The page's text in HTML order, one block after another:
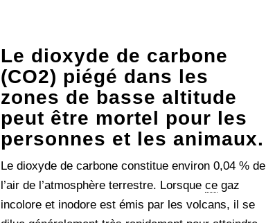
Le dioxyde de carbone
(CO2) piégé dans les
zones de basse altitude
peut être mortel pour les
personnes et les animaux.
Le dioxyde de carbone constitue environ 0,04 % de
l’air de l’atmosphère terrestre. Lorsque ce gaz
incolore et inodore est émis par les volcans, il se